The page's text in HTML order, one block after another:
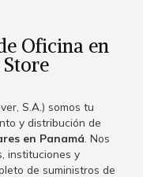
Oficina en
S.A.) somos tu
y distribución de
en Panamá . Nos
instituciones y
de suministros de